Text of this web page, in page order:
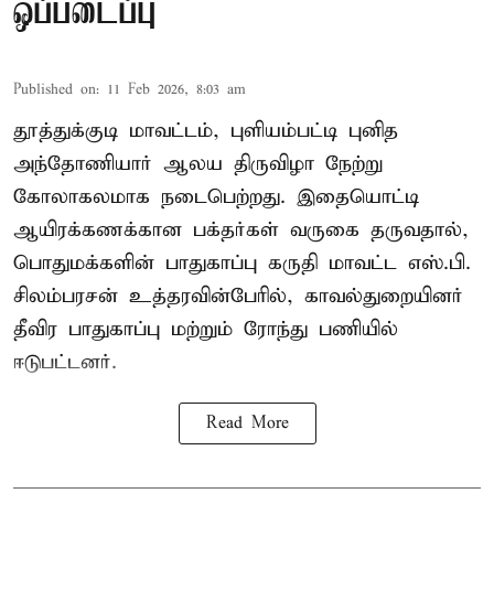
ஒப்படைப்பு
Published on: 11 Feb 2026, 8:03 am
தூத்துக்குடி மாவட்டம், புளியம்பட்டி புனித
அந்தோணியார் ஆலய திருவிழா நேற்று
கோலாகலமாக நடைபெற்றது. இதையொட்டி
ஆயிரக்கணக்கான பக்தர்கள் வருகை தருவதால்,
பொதுமக்களின் பாதுகாப்பு கருதி மாவட்ட எஸ்.பி.
சிலம்பரசன் உத்தரவின்பேரில், காவல்துறையினர்
தீவிர பாதுகாப்பு மற்றும் ரோந்து பணியில்
ஈடுபட்டனர்.
Read More